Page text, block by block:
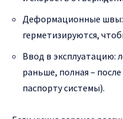
Деформационные швы:
герметизируются,
Ввод в эксплуатацию:
раньше, полная –
паспорту системы).